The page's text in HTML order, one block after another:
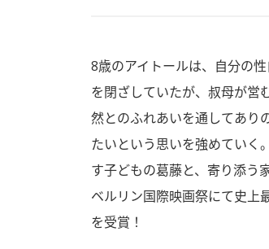
8歳のアイトールは、自分の
を閉ざしていたが、叔母が営
然とのふれあいを通してあり
たいという思いを強めていく
す子どもの葛藤と、寄り添う
ベルリン国際映画祭にて史上
を受賞！